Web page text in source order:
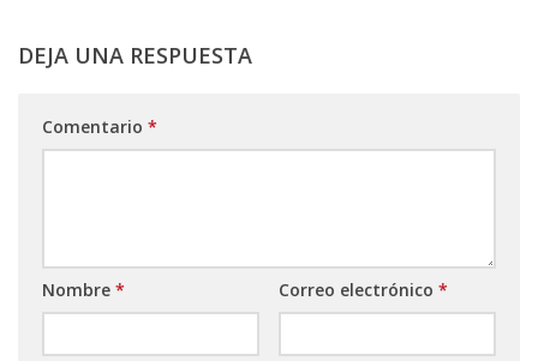
DEJA UNA RESPUESTA
Comentario *
Nombre * Correo electrónico *